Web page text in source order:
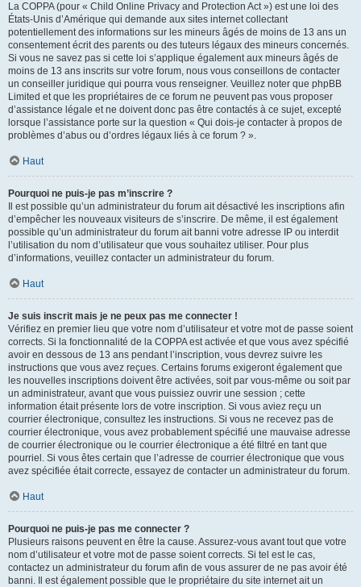
La COPPA (pour « Child Online Privacy and Protection Act ») est une loi des
États-Unis d’Amérique qui demande aux sites internet collectant
potentiellement des informations sur les mineurs âgés de moins de 13 ans un
consentement écrit des parents ou des tuteurs légaux des mineurs concernés.
Si vous ne savez pas si cette loi s’applique également aux mineurs âgés de
moins de 13 ans inscrits sur votre forum, nous vous conseillons de contacter
un conseiller juridique qui pourra vous renseigner. Veuillez noter que phpBB
Limited et que les propriétaires de ce forum ne peuvent pas vous proposer
d’assistance légale et ne doivent donc pas être contactés à ce sujet, excepté
lorsque l’assistance porte sur la question « Qui dois-je contacter à propos de
problèmes d’abus ou d’ordres légaux liés à ce forum ? ».
Haut
Pourquoi ne puis-je pas m’inscrire ?
Il est possible qu’un administrateur du forum ait désactivé les inscriptions afin
d’empêcher les nouveaux visiteurs de s’inscrire. De même, il est également
possible qu’un administrateur du forum ait banni votre adresse IP ou interdit
l’utilisation du nom d’utilisateur que vous souhaitez utiliser. Pour plus
d’informations, veuillez contacter un administrateur du forum.
Haut
Je suis inscrit mais je ne peux pas me connecter !
Vérifiez en premier lieu que votre nom d’utilisateur et votre mot de passe soient
corrects. Si la fonctionnalité de la COPPA est activée et que vous avez spécifié
avoir en dessous de 13 ans pendant l’inscription, vous devrez suivre les
instructions que vous avez reçues. Certains forums exigeront également que
les nouvelles inscriptions doivent être activées, soit par vous-même ou soit par
un administrateur, avant que vous puissiez ouvrir une session ; cette
information était présente lors de votre inscription. Si vous aviez reçu un
courrier électronique, consultez les instructions. Si vous ne recevez pas de
courrier électronique, vous avez probablement spécifié une mauvaise adresse
de courrier électronique ou le courrier électronique a été filtré en tant que
pourriel. Si vous êtes certain que l’adresse de courrier électronique que vous
avez spécifiée était correcte, essayez de contacter un administrateur du forum.
Haut
Pourquoi ne puis-je pas me connecter ?
Plusieurs raisons peuvent en être la cause. Assurez-vous avant tout que votre
nom d’utilisateur et votre mot de passe soient corrects. Si tel est le cas,
contactez un administrateur du forum afin de vous assurer de ne pas avoir été
banni. Il est également possible que le propriétaire du site internet ait un